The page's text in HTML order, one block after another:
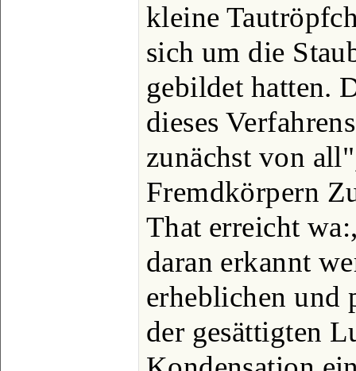
kleine
sich um die
gebildet hatten.
dieses
zunächst von
Fremdkörpern
That erreicht
daran erkannt
erheblichen und
der gesättigten